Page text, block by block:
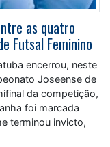
as quatro
Futsal Feminino
encerrou, neste
Joseense de
da competição,
foi marcada
terminou invicto,